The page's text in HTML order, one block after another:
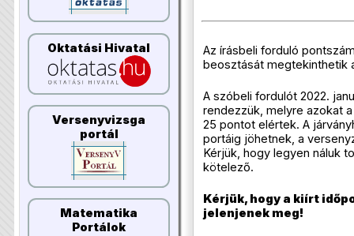
Oktatási Hivatal
Versenyvizsga
portál
Matematika
Portálok
Az írásbeli forduló
beosztását megtekinthetik
A szóbeli fordulót 2022.
rendezzük, melyre azokat
25 pontot elértek. A
portáig jöhetnek, a
Kérjük, hogy legyen náluk
kötelező.
Kérjük, hogy a kiírt
jelenjenek meg!